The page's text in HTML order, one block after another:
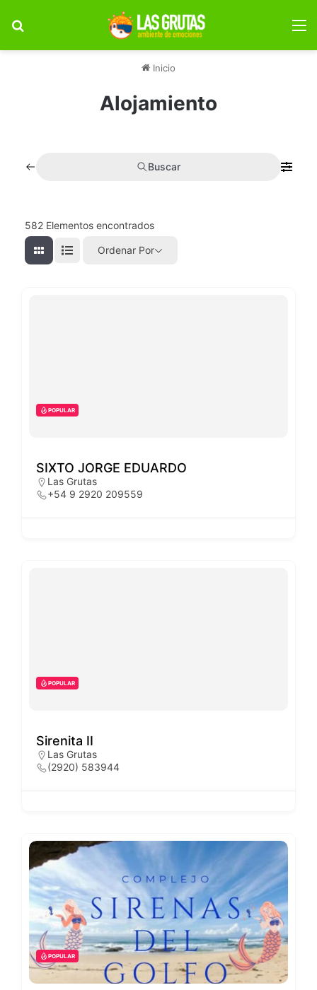
Inicio
Alojamiento
Buscar
582 Elementos encontrados
Ordenar Por
POPULAR
SIXTO JORGE EDUARDO
Las Grutas
+54 9 2920 209559
POPULAR
Sirenita II
Las Grutas
(2920) 583944
POPULAR